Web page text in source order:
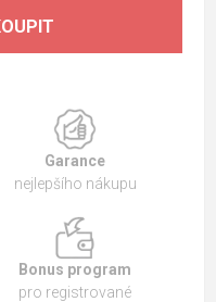
Garance
nejlepšího nákupu
Bonus program
pro registrované